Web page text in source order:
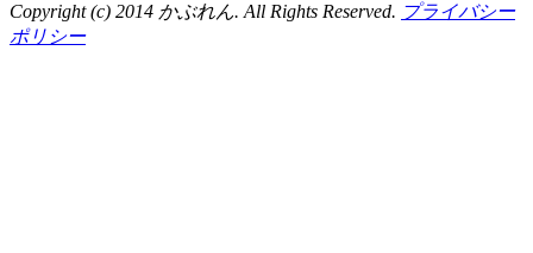
Copyright (c) 2014 かぶれん. All Rights Reserved. プライバシー
ポリシー